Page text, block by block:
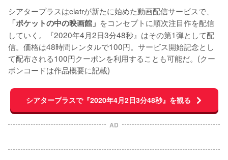
シアタープラスはciatrが新たに始めた動画配信サービスで、
「ポケットの中の映画館」 をコンセプトに順次注目作を配信
していく。『2020年4月2日3分48秒』はその第1弾として配
信。価格は48時間レンタルで100円。サービス開始記念とし
て配布される100円クーポンを利用することも可能だ。(クー
ポンコードは作品概要に記載)
シアタープラスで『2020年4月2日3分48秒』を観る
AD